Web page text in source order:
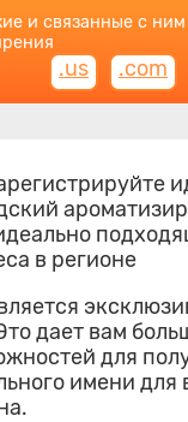
и связанные с ним
.us .com
в регионе
дает вам
для
имени для